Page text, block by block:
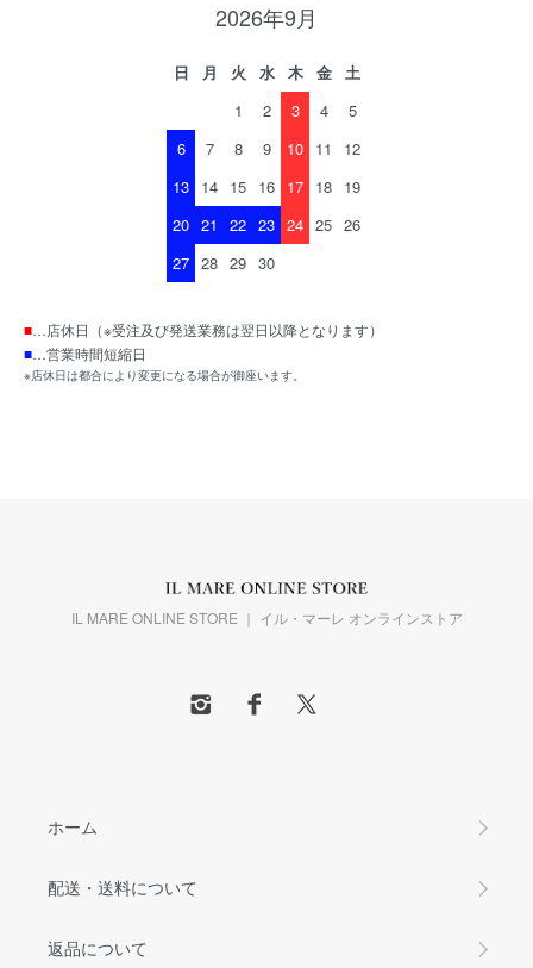
2026年9月
日 月 火 水 木 金
土
1
2 3 4
5
6
7 8 9 10 11
12
13 14 15 16 17 18 19
20 21 22 23 24 25 26
27 28 29 30
■…店休日（※受注及び発送業務は翌日以降となります）
■…営業時間短縮日
※店休日は都合により変更になる場合が御座います。
IL MARE ONLINE STORE ｜ イル・マーレ オンラインストア
ホーム
配送・送料について
返品について